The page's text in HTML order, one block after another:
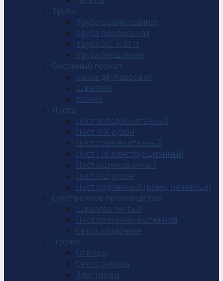
Трубы
Труба оцинкованная
Труба профильная
Труба Э/С и ВГП
Труба бесшовная
Фасонный прокат
Балка двутавровая
Швеллер
Уголок
Листы
Лист холоднокатанный
Лист Х/К рулон
Лист горячекатанный
Лист Г/К конструкционный
Лист оцинкованный
Лист ОЦ рулон
Лист рифленный (ромб, чечевица)
Собственное производство
Швеллер гнутый
Лист просечно-вытяжной
Сетка кладочная
Прочее
Отводы
Сетка рабица
Электроды